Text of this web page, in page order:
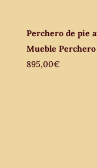
Perchero de pie
Mueble
895,00€